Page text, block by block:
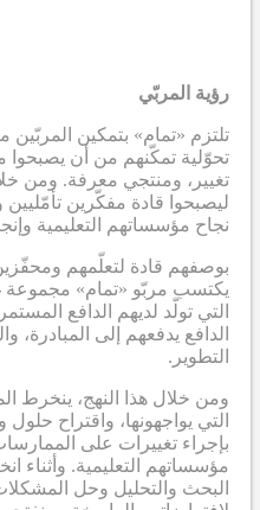
رؤية المربّي
تلتزم «تمام» بتمكين
تحوّلية تمكّنهم من أن يصبحوا
تغيير، ومنتجي معرفة. ومن
ليصبحوا قادة مفكّرين
نجاح مؤسساتهم التعليمية
بوصفهم قادة لتعلّمهم
يكتسب مربّو «تمام» مجموعة
التي تولّد لديهم الدافع
الدافع يدفعهم إلى المبادرة،
التطوير.
ومن خلال هذا النهج، ينخرط
التي يواجهونها، واقتراح
بإجراء تغييرات على
مؤسساتهم التعليمية.
البحث والتحليل وحل